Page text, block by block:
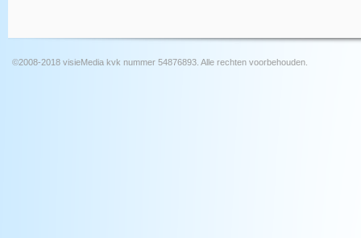
©2008-2018 visieMedia kvk nummer 54876893. Alle rechten voorbehouden.